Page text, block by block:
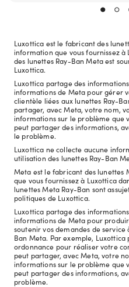
Luxottica est le fabricant des
information que vous fournissez
des lunettes Ray-Ban Meta est
Luxottica.
Luxottica partage des
informations de Meta pour gérer
clientèle liées aux lunettes Ray-
partager, avec Meta, votre nom,
informations sur le problème que
peut partager des informations,
le problème.
Luxottica ne collecte aucune
utilisation des lunettes Ray-Ban
Meta est le fabricant des lunettes
que vous fournissez à Luxottica
lunettes Meta Ray-Ban sont
politiques de Luxottica.
Luxottica partage des
informations de Meta pour
soutenir vos demandes de
Ban Meta. Par exemple,
ordonnance pour réaliser votre
peut partager, avec Meta, votre
informations sur le problème que
peut partager des informations,
problème.